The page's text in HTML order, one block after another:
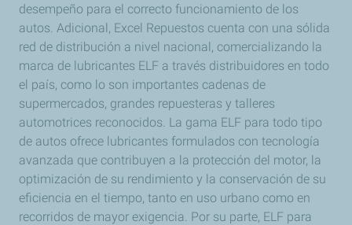
desempeño para el correcto funcionamiento de los
autos. Adicional, Excel Repuestos cuenta con una sólida
red de distribución a nivel nacional, comercializando la
marca de lubricantes ELF a través distribuidores en todo
el país, como lo son importantes cadenas de
supermercados, grandes repuesteras y talleres
automotrices reconocidos. La gama ELF para todo tipo
de autos ofrece lubricantes formulados con tecnología
avanzada que contribuyen a la protección del motor, la
optimización de su rendimiento y la conservación de su
eficiencia en el tiempo, tanto en uso urbano como en
recorridos de mayor exigencia. Por su parte, ELF para